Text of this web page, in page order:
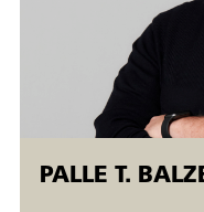
PALLE T.